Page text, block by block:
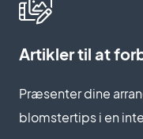
Artikler til at
Præsenter dine
blomstertips i en